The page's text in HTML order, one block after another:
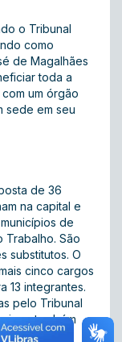
o Tribunal
como
de Magalhães
toda a
um órgão
sede em seu
de 36
na capital e
de
Trabalho. São
substitutos. O
cinco cargos
13 integrantes.
pelo Tribunal
e também
cada